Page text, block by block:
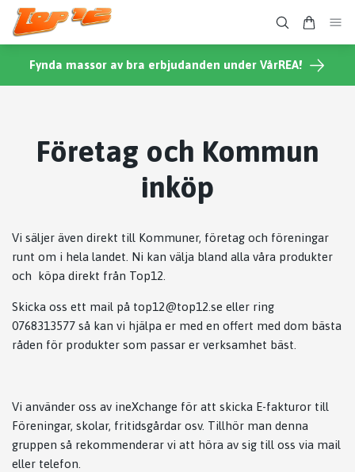
Fynda massor av bra erbjudanden under VårREA!
Företag och Kommun
inköp
Vi säljer även direkt till Kommuner, företag och föreningar
runt om i hela landet. Ni kan välja bland alla våra produkter
och köpa direkt från Top12.
Skicka oss ett mail på top12@top12.se eller ring
0768313577 så kan vi hjälpa er med en offert med dom bästa
råden för produkter som passar er verksamhet bäst.
Vi använder oss av ineXchange för att skicka E-fakturor till
Föreningar, skolar, fritidsgårdar osv. Tillhör man denna
gruppen så rekommenderar vi att höra av sig till oss via mail
eller telefon.